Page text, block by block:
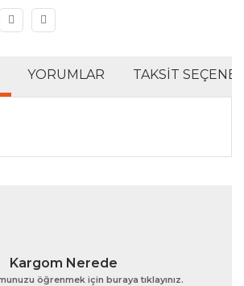
YORUMLAR TAKSIT
resim, ürün açıklamalarında ve
eksik bilgiler bulunuyor.
Kargom Nerede
öğrenmek için buraya tıklayınız.